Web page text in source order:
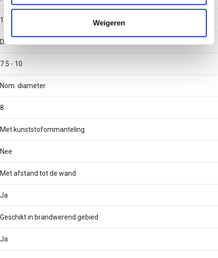
verzameld op basis van uw gebruik van hun services.
Weigeren
1
Diameter
7.5 - 10
Nom. diameter
8
Met kunststofommanteling
Nee
Met afstand tot de wand
Ja
Geschikt in brandwerend gebied
Ja